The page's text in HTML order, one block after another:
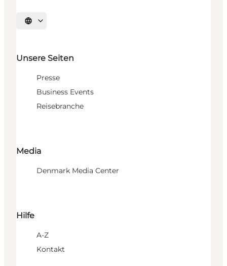
Sprache auswählen
Unsere Seiten
Presse
Business Events
Reisebranche
Media
Denmark Media Center
Hilfe
A-Z
Kontakt